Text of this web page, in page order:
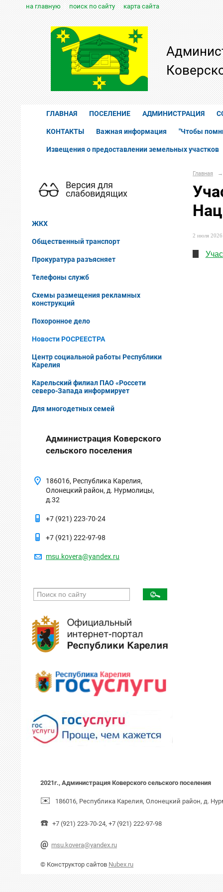
на главную поиск по сайту карта сайта
ГЛАВНАЯ ПОСЕЛЕНИЕ АДМИНИСТРАЦИЯ
КОНТАКТЫ Важная информация "Чтобы
Извещения о предоставлении земельных участков
Версия для
слабовидящих
ЖКХ
Общественный транспорт
Прокуратура разъясняет
Телефоны служб
Схемы размещения рекламных
конструкций
Похоронное дело
Новости РОСРЕЕСТРА
Центр социальной работы Республики
Карелия
Карельский филиал ПАО «Россети
северо-Запада информирует
Для многодетных семей
Администрация Коверского
сельского поселения
186016, Республика Карелия,
Олонецкий район, д. Нурмолицы,
д.32
+7 (921) 223-70-24
+7 (921) 222-97-98
msu.kovera@yandex.ru
Главная →
2 июля 2026
2021г., Администрация Коверского сельского поселения
✉️ 186016, Республика Карелия, Олонецкий район, д.
☎️ +7 (921) 223-70-24, +7 (921) 222-97-98
@ msu.kovera@yandex.ru
© Конструктор сайтов Nubex.ru